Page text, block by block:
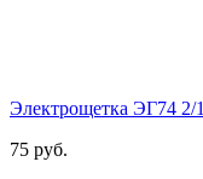
Электрощетка ЭГ74
75 руб.